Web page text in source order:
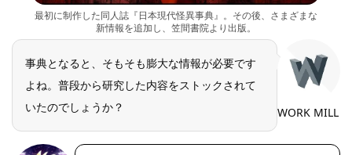
最初に制作した同人誌『日本現代怪異事典』。その後、さまざまな
新情報を追加し、笠間書院より出版。
事典となると、そもそも膨大な情報が必要です
よね。普段から研究した内容をストックされて
いたのでしょうか？
WORK MILL